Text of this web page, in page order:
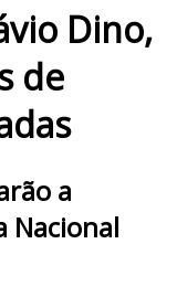
Dino,
de
a
Nacional